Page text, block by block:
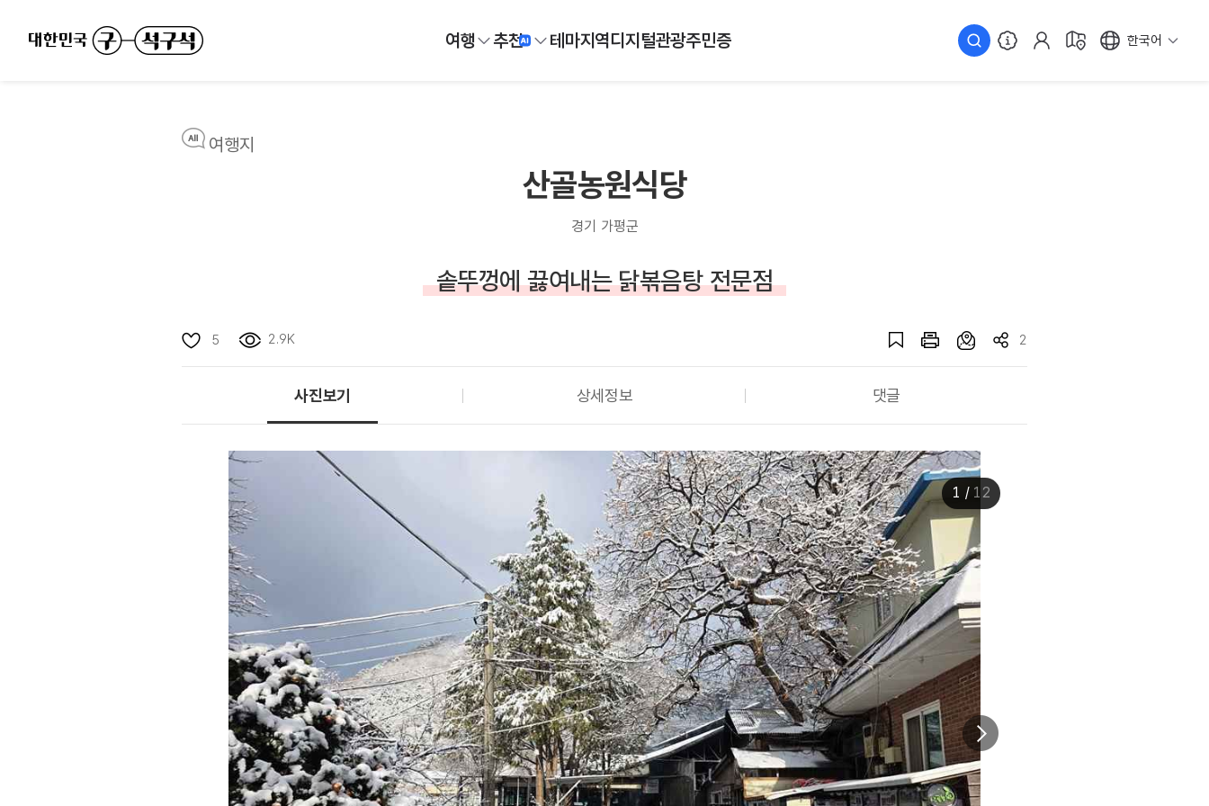
여행 추천 테마지역디지털관광주민증 한국어
여행지
산골농원식당
경기 가평군
솥뚜껑에 끓여내는 닭볶음탕 전문점
5 2.9K 2
사진보기 상세정보 댓글
1 / 12